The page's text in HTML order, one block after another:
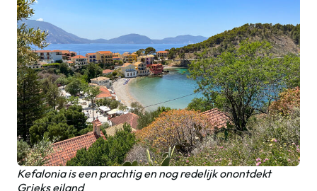
Kefalonia is een prachtig en nog redelijk onontdekt
Grieks eiland